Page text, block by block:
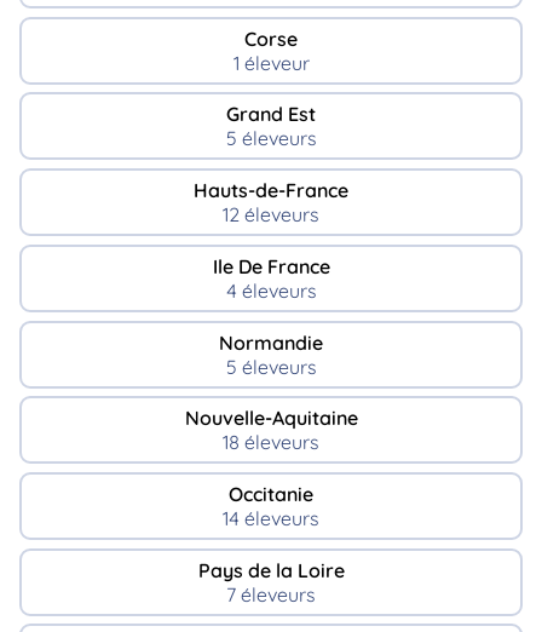
Corse
1 éleveur
Grand Est
5 éleveurs
Hauts-de-France
12 éleveurs
Ile De France
4 éleveurs
Normandie
5 éleveurs
Nouvelle-Aquitaine
18 éleveurs
Occitanie
14 éleveurs
Pays de la Loire
7 éleveurs